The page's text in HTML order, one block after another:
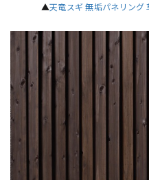
▲天竜スギ 無垢パネリン